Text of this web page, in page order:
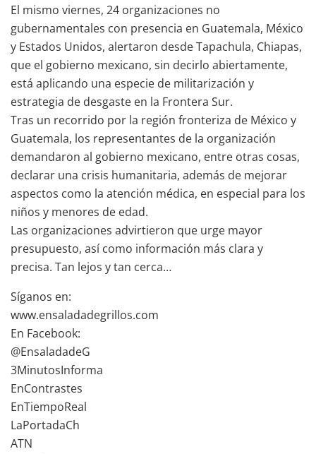
El mismo viernes, 24 organizaciones no
gubernamentales con presencia en Guatemala, México
y Estados Unidos, alertaron desde Tapachula, Chiapas,
que el gobierno mexicano, sin decirlo abiertamente,
está aplicando una especie de militarización y
estrategia de desgaste en la Frontera Sur.
Tras un recorrido por la región fronteriza de México y
Guatemala, los representantes de la organización
demandaron al gobierno mexicano, entre otras cosas,
declarar una crisis humanitaria, además de mejorar
aspectos como la atención médica, en especial para los
niños y menores de edad.
Las organizaciones advirtieron que urge mayor
presupuesto, así como información más clara y
precisa. Tan lejos y tan cerca…
Síganos en:
www.ensaladadegrillos.com
En Facebook:
@EnsaladadeG
3MinutosInforma
EnContrastes
EnTiempoReal
LaPortadaCh
ATN